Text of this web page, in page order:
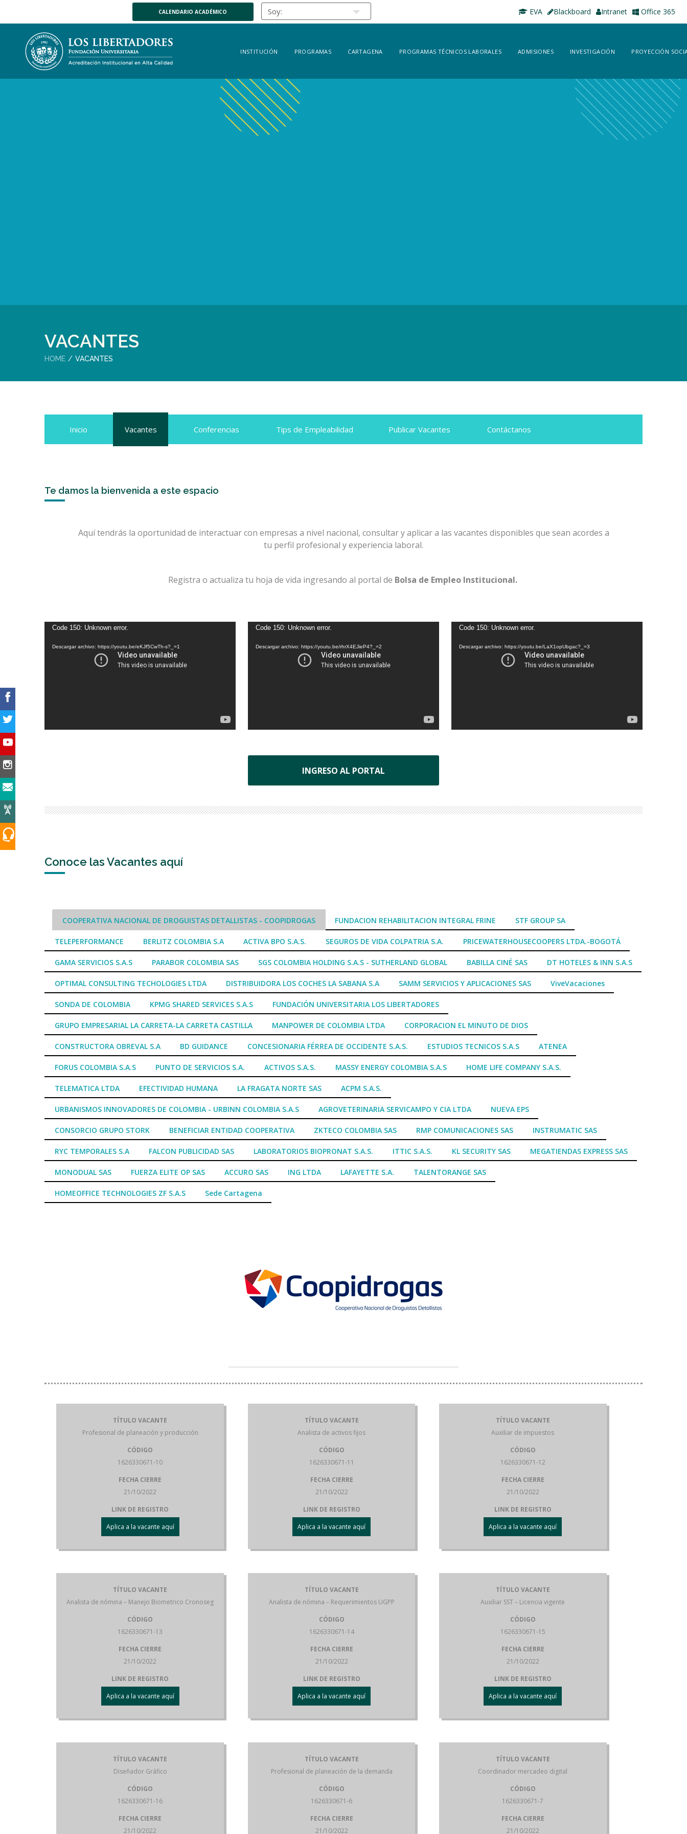
CALENDARIO ACADÉMICO EVA Blackboard Intranet Office 365
INSTITUCIÓN PROGRAMAS CARTAGENA PROGRAMAS TÉCNICOS LABORALES ADMISIONES INVESTIGACIÓN PROYECCIÓN
VACANTES
HOME VACANTES
Inicio Vacantes Conferencias Tips de Empleabilidad​ Publicar Vacantes Contáctanos​
Te damos la bienvenida a este espacio
Aquí tendrás la oportunidad de interactuar con empresas a nivel nacional, consultar y aplicar a las vacantes disponibles que sean acordes a
tu perfil profesional y experiencia laboral.
Registra o actualiza tu hoja de vida ingresando al portal de Bolsa de Empleo Institucional.
Reproductor
de
Code 150: Unknown error.
Descargar archivo: https://youtu.be/eKJf5CwTh-s?_=1
Reproductor
de
Code 150: Unknown error.
Descargar archivo: https://youtu.be/rhrX4EJieP4?_=2
INGRESO AL PORTAL
Reproductor
de
Code 150: Unknown error.
Descargar archivo: https://youtu.be/LaX1opUbgac?_=3
Conoce las Vacantes aquí
COOPERATIVA NACIONAL DE DROGUISTAS DETALLISTAS - COOPIDROGAS FUNDACION REHABILITACION INTEGRAL FRINE STF GROUP SA
TELEPERFORMANCE BERLITZ COLOMBIA S.A ACTIVA BPO S.A.S. SEGUROS DE VIDA COLPATRIA S.A. PRICEWATERHOUSECOOPERS LTDA.-BOGOTÁ
GAMA SERVICIOS S.A.S PARABOR COLOMBIA SAS SGS COLOMBIA HOLDING S.A.S - SUTHERLAND GLOBAL BABILLA CINÉ SAS DT HOTELES & INN S.A.S
OPTIMAL CONSULTING TECHOLOGIES LTDA DISTRIBUIDORA LOS COCHES LA SABANA S.A SAMM SERVICIOS Y APLICACIONES SAS ViveVacaciones
SONDA DE COLOMBIA KPMG SHARED SERVICES S.A.S FUNDACIÓN UNIVERSITARIA LOS LIBERTADORES
GRUPO EMPRESARIAL LA CARRETA-LA CARRETA CASTILLA MANPOWER DE COLOMBIA LTDA CORPORACION EL MINUTO DE DIOS
CONSTRUCTORA OBREVAL S.A BD GUIDANCE CONCESIONARIA FÉRREA DE OCCIDENTE S.A.S. ESTUDIOS TECNICOS S.A.S ATENEA
FORUS COLOMBIA S.A.S PUNTO DE SERVICIOS S.A. ACTIVOS S.A.S. MASSY ENERGY COLOMBIA S.A.S HOME LIFE COMPANY S.A.S.
TELEMATICA LTDA EFECTIVIDAD HUMANA LA FRAGATA NORTE SAS ACPM S.A.S.
URBANISMOS INNOVADORES DE COLOMBIA - URBINN COLOMBIA S.A.S AGROVETERINARIA SERVICAMPO Y CIA LTDA NUEVA EPS
CONSORCIO GRUPO STORK BENEFICIAR ENTIDAD COOPERATIVA ZKTECO COLOMBIA SAS RMP COMUNICACIONES SAS INSTRUMATIC SAS
RYC TEMPORALES S.A FALCON PUBLICIDAD SAS LABORATORIOS BIOPRONAT S.A.S. ITTIC S.A.S. KL SECURITY SAS MEGATIENDAS EXPRESS SAS
MONODUAL SAS FUERZA ELITE OP SAS ACCURO SAS ING LTDA LAFAYETTE S.A. TALENTORANGE SAS
HOMEOFFICE TECHNOLOGIES ZF S.A.S Sede Cartagena
TÍTULO VACANTE
Profesional de planeación y producción
CÓDIGO
1626330671-10
FECHA CIERRE
21/10/2022
LINK DE REGISTRO
Aplica a la vacante aquí
TÍTULO VACANTE
Analista de activos fijos
CÓDIGO
1626330671-11
FECHA CIERRE
21/10/2022
LINK DE REGISTRO
Aplica a la vacante aquí
TÍTULO VACANTE
Auxiliar de impuestos
CÓDIGO
1626330671-12
FECHA CIERRE
21/10/2022
LINK DE REGISTRO
Aplica a la vacante aquí
TÍTULO VACANTE
Analista de nómina – Manejo Biometrico Cronoseg
CÓDIGO
1626330671-13
FECHA CIERRE
21/10/2022
LINK DE REGISTRO
Aplica a la vacante aquí
TÍTULO VACANTE
Analista de nómina – Requerimientos UGPP
CÓDIGO
1626330671-14
FECHA CIERRE
21/10/2022
LINK DE REGISTRO
Aplica a la vacante aquí
TÍTULO VACANTE
Auxiliar SST – Licencia vigente
CÓDIGO
1626330671-15
FECHA CIERRE
21/10/2022
LINK DE REGISTRO
Aplica a la vacante aquí
TÍTULO VACANTE
Diseñador Gráfico
CÓDIGO
1626330671-16
FECHA CIERRE
21/10/2022
TÍTULO VACANTE
Profesional de planeación de la demanda
CÓDIGO
1626330671-6
FECHA CIERRE
21/10/2022
TÍTULO VACANTE
Coordinador mercadeo digital
CÓDIGO
1626330671-7
FECHA CIERRE
21/10/2022